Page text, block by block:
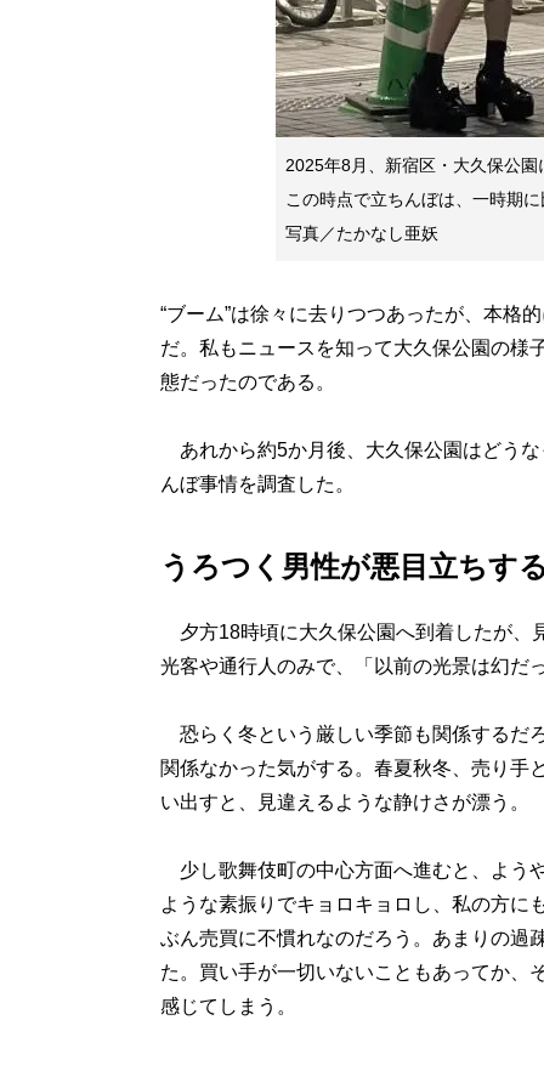
2025年8月、新宿区・大久保公
この時点で立ちんぼは、一時期
写真／たかなし亜妖
“ブーム”は徐々に去りつつあったが、本格
だ。私もニュースを知って大久保公園の様
態だったのである。
あれから約5か月後、大久保公園はどう
んぼ事情を調査した。
うろつく男性が悪目立ちす
夕方18時頃に大久保公園へ到着したが、
光客や通行人のみで、「以前の光景は幻だ
恐らく冬という厳しい季節も関係するだ
関係なかった気がする。春夏秋冬、売り手
い出すと、見違えるような静けさが漂う。
少し歌舞伎町の中心方面へ進むと、よう
ような素振りでキョロキョロし、私の方に
ぶん売買に不慣れなのだろう。あまりの過
た。買い手が一切いないこともあってか、
感じてしまう。